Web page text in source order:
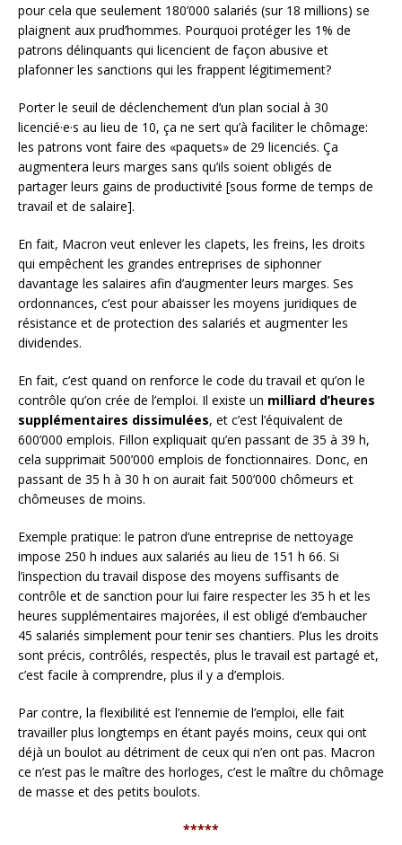
pour cela que seulement 180’000 salariés (sur 18 millions) se
plaignent aux prud’hommes. Pourquoi protéger les 1% de
patrons délinquants qui licencient de façon abusive et
plafonner les sanctions qui les frappent légitimement?
Porter le seuil de déclenchement d’un plan social à 30
licencié·e·s au lieu de 10, ça ne sert qu’à faciliter le chômage:
les patrons vont faire des «paquets» de 29 licenciés. Ça
augmentera leurs marges sans qu’ils soient obligés de
partager leurs gains de productivité [sous forme de temps de
travail et de salaire].
En fait, Macron veut enlever les clapets, les freins, les droits
qui empêchent les grandes entreprises de siphonner
davantage les salaires afin d’augmenter leurs marges. Ses
ordonnances, c’est pour abaisser les moyens juridiques de
résistance et de protection des salariés et augmenter les
dividendes.
En fait, c’est quand on renforce le code du travail et qu’on le
contrôle qu’on crée de l’emploi. Il existe un milliard d’heures
supplémentaires dissimulées, et c’est l’équivalent de
600’000 emplois. Fillon expliquait qu’en passant de 35 à 39 h,
cela supprimait 500’000 emplois de fonctionnaires. Donc, en
passant de 35 h à 30 h on aurait fait 500’000 chômeurs et
chômeuses de moins.
Exemple pratique: le patron d’une entreprise de nettoyage
impose 250 h indues aux salariés au lieu de 151 h 66. Si
l’inspection du travail dispose des moyens suffisants de
contrôle et de sanction pour lui faire respecter les 35 h et les
heures supplémentaires majorées, il est obligé d’embaucher
45 salariés simplement pour tenir ses chantiers. Plus les droits
sont précis, contrôlés, respectés, plus le travail est partagé et,
c’est facile à comprendre, plus il y a d’emplois.
Par contre, la flexibilité est l’ennemie de l’emploi, elle fait
travailler plus longtemps en étant payés moins, ceux qui ont
déjà un boulot au détriment de ceux qui n’en ont pas. Macron
ce n’est pas le maître des horloges, c’est le maître du chômage
de masse et des petits boulots.
*****